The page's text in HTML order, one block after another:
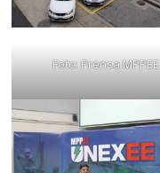
Foto: Prensa MPPEE